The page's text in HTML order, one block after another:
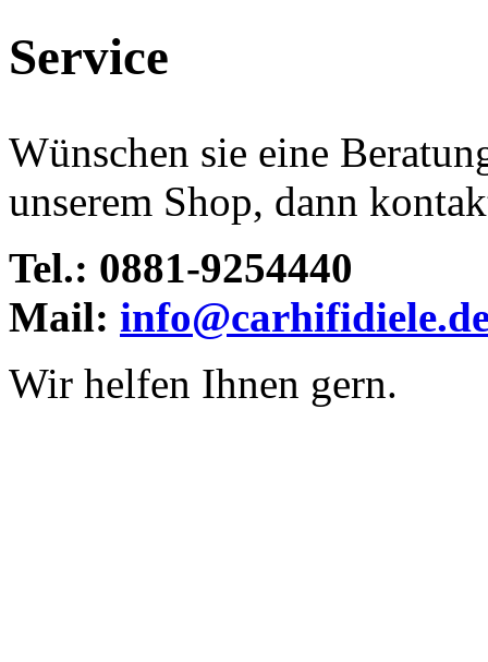
Service
Wünschen sie eine
unserem Shop, dann
Tel.: 0881-9254440
Mail:
Wir helfen Ihnen gern.